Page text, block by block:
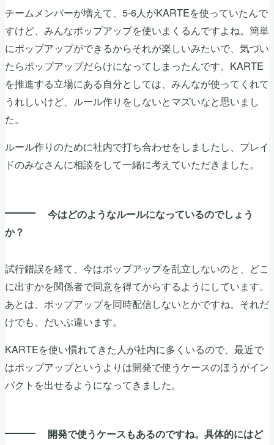
チームメンバーが増えて、5-6人がKARTEを使っていたんで
すけど、みんなポップアップを使いまくるんですよね。簡単
にポップアップができるからそれが楽しいみたいで、気づい
たらポップアップだらけになってしまったんです。KARTE
を推進する立場にある自分としては、みんなが使ってくれて
うれしいけど、ルール作りをしないとマズいなと思いまし
た。
ルール作りのために社内で打ち合わせをしましたし、プレイ
ドのみなさんに相談をして一緒に考えていただきました。
今はどのようなルールになっているのでしょう
か？
試行錯誤を経て、今はポップアップを乱立しないのと、どこ
に出すかを関係者で同意を得てからするようにしています。
あとは、ポップアップを同時配信しないとかですね。それだ
けでも、だいぶ違います。
KARTEを使い慣れてきた人が社内に多くいるので、最近で
はポップアップというよりは開発で使うケースのほうがイン
パクトを出せるようになってきました。
開発で使うケースもあるのですね。具体的にはど